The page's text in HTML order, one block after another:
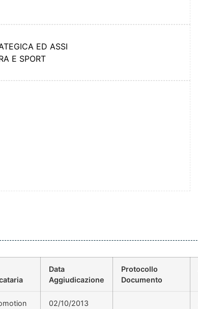
ED ASSI
E SPORT
Data
Aggiudicazione
Protocollo
Documento
02/10/2013